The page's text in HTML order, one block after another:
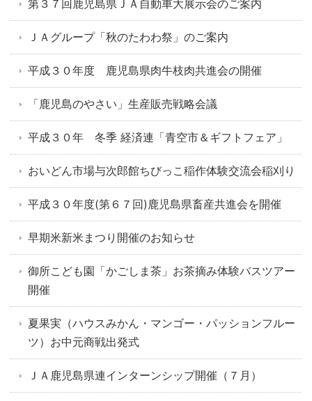
第３７回鹿児島県ＪＡ自動車大展示会のご案内
ＪＡグループ「秋のたわわ祭」のご案内
平成３０年度 鹿児島県肉牛枝肉共進会の開催
「鹿児島のやさい」生産販売戦略会議
平成３０年 冬季 経済連「青空市＆ギフトフェア」
おいどん市場与次郎館ちびっこ稲作体験交流会稲刈り
平成３０年度(第６７回)鹿児島県畜産共進会を開催
早期米新米まつり開催のお知らせ
御所こども園「かごしま茶」お茶摘み体験バスツアー
開催
夏果実（ハウスみかん・マンゴー・パッションフルー
ツ）お中元商戦出発式
ＪＡ鹿児島県連インターンシップ開催（７月）